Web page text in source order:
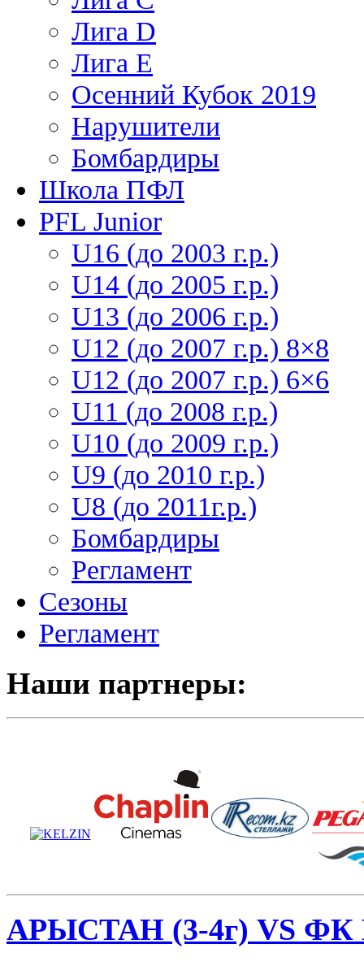
Лига D
Лига Е
Осенний Кубок 2019
Нарушители
Бомбардиры
Школа ПФЛ
PFL Junior
U16 (до 2003 г.р.)
U14 (до 2005 г.р.)
U13 (до 2006 г.р.)
U12 (до 2007 г.р.) 8×8
U12 (до 2007 г.р.) 6×6
U11 (до 2008 г.р.)
U10 (до 2009 г.р.)
U9 (до 2010 г.р.)
U8 (до 2011г.р.)
Бомбардиры
Регламент
Сезоны
Регламент
Наши партнеры:
АРЫСТАН (3-4г) VS ФК